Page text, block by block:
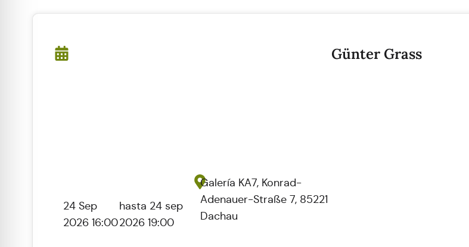
24 Sep
2026 16:00
hasta 24 sep
2026 19:00
Galería KA7, Konrad-
Adenauer-Straße 7, 85221
Dachau
Günter Grass